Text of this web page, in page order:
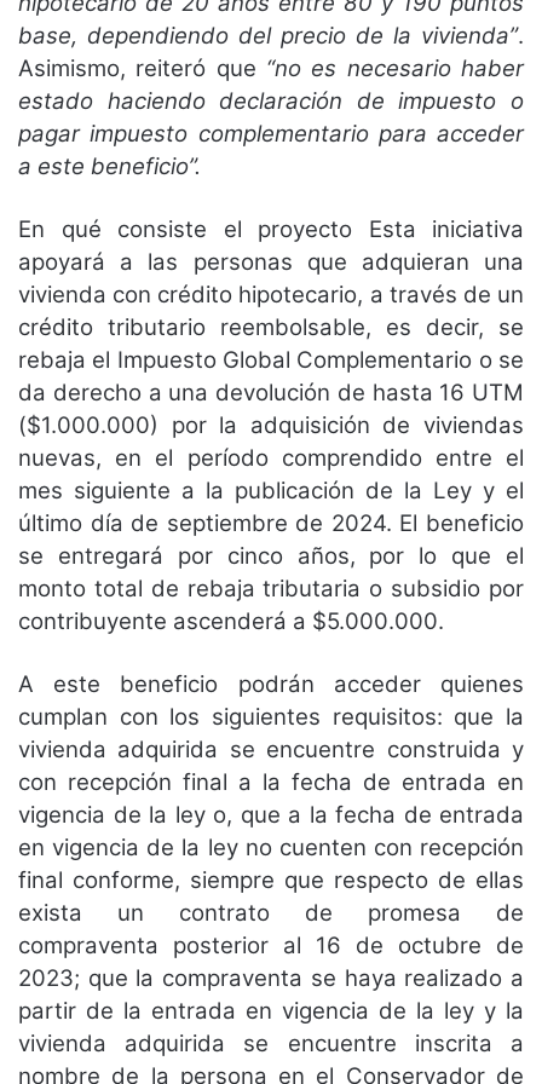
base, dependiendo del precio de la vivienda”.
Asimismo, reiteró que “no es necesario haber
estado haciendo declaración de impuesto o
pagar impuesto complementario para acceder
a este beneficio”.
En qué consiste el proyecto Esta iniciativa
apoyará a las personas que adquieran una
vivienda con crédito hipotecario, a través de un
crédito tributario reembolsable, es decir, se
rebaja el Impuesto Global Complementario o se
da derecho a una devolución de hasta 16 UTM
($1.000.000) por la adquisición de viviendas
nuevas, en el período comprendido entre el
mes siguiente a la publicación de la Ley y el
último día de septiembre de 2024. El beneficio
se entregará por cinco años, por lo que el
monto total de rebaja tributaria o subsidio por
contribuyente ascenderá a $5.000.000.
A este beneficio podrán acceder quienes
cumplan con los siguientes requisitos: que la
vivienda adquirida se encuentre construida y
con recepción final a la fecha de entrada en
vigencia de la ley o, que a la fecha de entrada
en vigencia de la ley no cuenten con recepción
final conforme, siempre que respecto de ellas
exista un contrato de promesa de
compraventa posterior al 16 de octubre de
2023; que la compraventa se haya realizado a
partir de la entrada en vigencia de la ley y la
vivienda adquirida se encuentre inscrita a
nombre de la persona en el Conservador de